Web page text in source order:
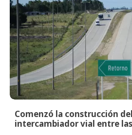
Comenzó la construcción
intercambiador vial entre